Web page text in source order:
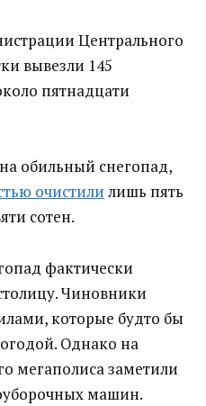
Центрального
вывезли 145
пятнадцати
обильный снегопад,
очистили лишь пять
сотен.
фактически
Чиновники
которые будто бы
Однако на
мегаполиса заметили
машин.